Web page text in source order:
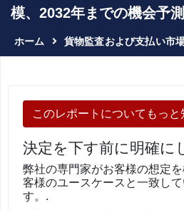
模、2032年までの機会予測
ホーム 貨物監査および支払い市
このレポートについてもっと
決定を下す前に明確に
弊社の専門家がお客様の想定
客様のユースケースと一致し
す。.